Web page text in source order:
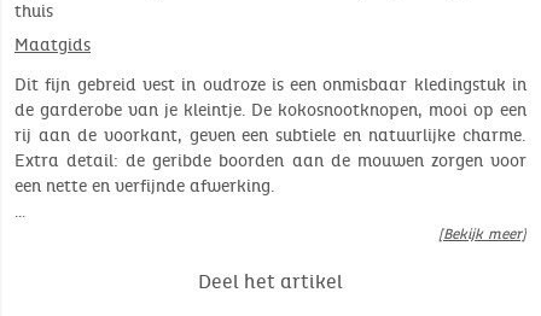
thuis
Maatgids
Dit fijn gebreid vest in oudroze is een onmisbaar kledingstuk in
de garderobe van je kleintje. De kokosnootknopen, mooi op een
rij aan de voorkant, geven een subtiele en natuurlijke charme.
Extra detail: de geribde boorden aan de mouwen zorgen voor
een nette en verfijnde afwerking.
…
[Bekijk meer]
Deel het artikel